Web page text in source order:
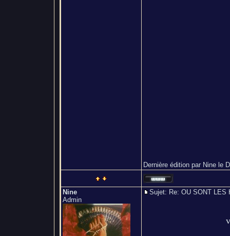
Dernière édition par Nine le
Nine
Admin
Sujet: Re: OU SONT